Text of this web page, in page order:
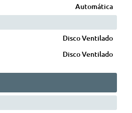
Automática
Disco Ventilado
Disco Ventilado